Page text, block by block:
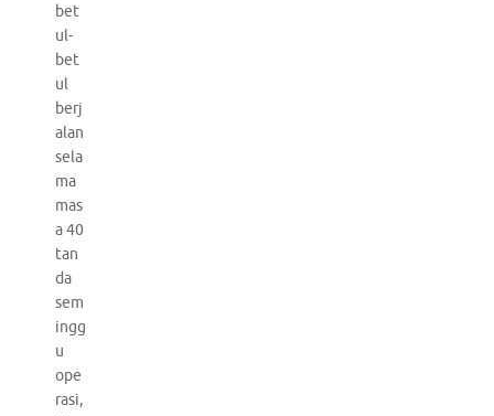
bet
ul-
bet
ul
berj
alan
sela
ma
mas
a 40
tan
da
sem
ingg
u
ope
rasi,